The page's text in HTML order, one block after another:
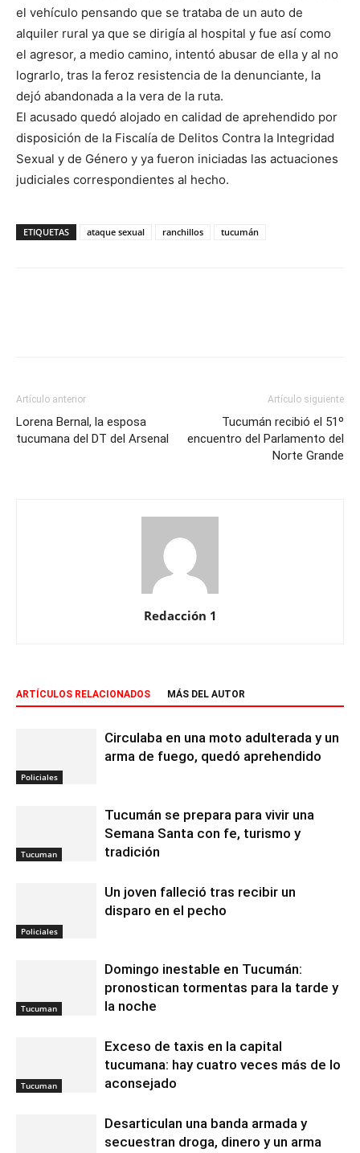
el vehículo pensando que se trataba de un auto de
alquiler rural ya que se dirigía al hospital y fue así como
el agresor, a medio camino, intentó abusar de ella y al no
lograrlo, tras la feroz resistencia de la denunciante, la
dejó abandonada a la vera de la ruta.
El acusado quedó alojado en calidad de aprehendido por
disposición de la Fiscalía de Delitos Contra la Integridad
Sexual y de Género y ya fueron iniciadas las actuaciones
judiciales correspondientes al hecho.
ETIQUETAS ataque sexual ranchillos tucumán
Artículo anterior
Lorena Bernal, la esposa
tucumana del DT del Arsenal
Artículo siguiente
Tucumán recibió el 51º
encuentro del Parlamento del
Norte Grande
Redacción 1
ARTÍCULOS RELACIONADOS MÁS DEL AUTOR
Policiales
Circulaba en una moto adulterada y un
arma de fuego, quedó aprehendido
Tucuman
Tucumán se prepara para vivir una
Semana Santa con fe, turismo y
tradición
Policiales
Un joven falleció tras recibir un
disparo en el pecho
Tucuman
Domingo inestable en Tucumán:
pronostican tormentas para la tarde y
la noche
Tucuman
Exceso de taxis en la capital
tucumana: hay cuatro veces más de lo
aconsejado
Desarticulan una banda armada y
secuestran droga, dinero y un arma